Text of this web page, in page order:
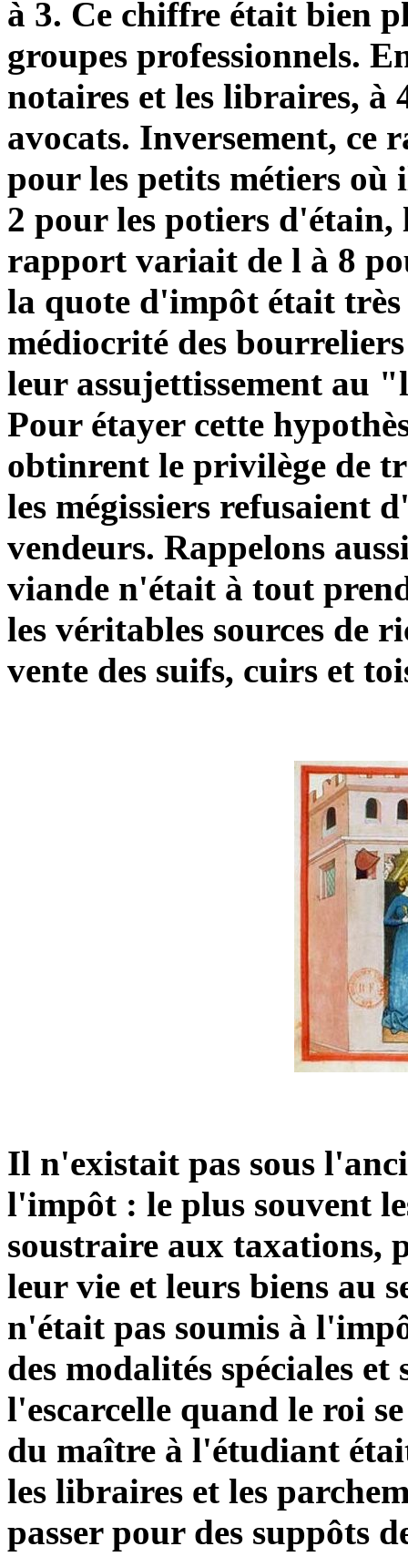
à 3. Ce chiffre était bien
groupes professionnels.
notaires et les libraires, à
avocats. Inversement,
pour les petits métiers
2 pour les potiers
rapport variait de l à 8
la quote d'impôt était
médiocrité des
leur assujettissement au
Pour étayer cette
obtinrent le privilège de
les mégissiers refusaient
vendeurs. Rappelons
viande n'était à tout
les véritables sources de
vente des suifs, cuirs et
Il n'existait pas sous
l'impôt : le plus souvent
soustraire aux taxations,
leur vie et leurs biens au
n'était pas soumis à
des modalités spéciales
l'escarcelle quand le roi
du maître à l'étudiant
les libraires et les
passer pour des suppôts